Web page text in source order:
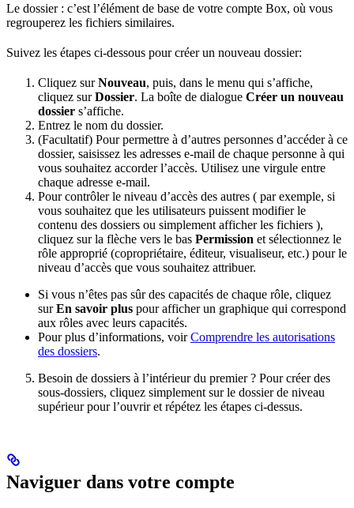
Le dossier : c’est l’élément de base de votre compte Box, où vous
regrouperez les fichiers similaires.
Suivez les étapes ci-dessous pour créer un nouveau dossier:
Cliquez surNouveau, puis, dans le menu qui s’affiche,
cliquez surDossier. La boîte de dialogue Créer un nouveau
dossier s’affiche.
Entrez le nom du dossier.
(Facultatif) Pour permettre à d’autres personnes d’accéder à ce
dossier, saisissez les adresses e-mail de chaque personne à qui
vous souhaitez accorder l’accès. Utilisez une virgule entre
chaque adresse e-mail.
Pour contrôler le niveau d’accès des autres ( par exemple, si
vous souhaitez que les utilisateurs puissent modifier le
contenu des dossiers ou simplement afficher les fichiers ),
cliquez sur la flèche vers le bas Permission et sélectionnez le
rôle approprié (copropriétaire, éditeur, visualiseur, etc.) pour le
niveau d’accès que vous souhaitez attribuer.
Si vous n’êtes pas sûr des capacités de chaque rôle, cliquez
surEn savoir plus pour afficher un graphique qui correspond
aux rôles avec leurs capacités.
Pour plus d’informations, voirComprendre les autorisations
des dossiers.
Besoin de dossiers à l’intérieur du premier ? Pour créer des
sous-dossiers, cliquez simplement sur le dossier de niveau
supérieur pour l’ouvrir et répétez les étapes ci-dessus.
Naviguer dans votre compte